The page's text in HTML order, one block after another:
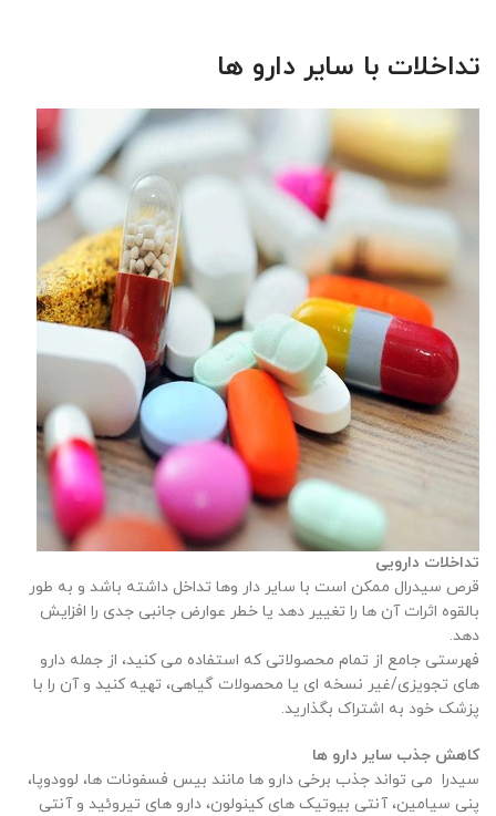
تداخلات با سایر دارو ها
تداخلات دارویی
قرص سیدرال ممکن است با سایر دار وها تداخل داشته باشد و به طور
بالقوه اثرات آن ها را تغییر دهد یا خطر عوارض جانبی جدی را افزایش
دهد.
فهرستی جامع از تمام محصولاتی که استفاده می کنید، از جمله دارو
های تجویزی/غیر نسخه ‌ای یا محصولات گیاهی، تهیه کنید و آن را با
پزشک خود به اشتراک بگذارید.
کاهش جذب سایر دارو ها
سیدرا می تواند جذب برخی دارو ها مانند بیس فسفونات ها، لوودوپا،
پنی سیامین، آنتی بیوتیک های کینولون، دارو های تیروئید و آنتی